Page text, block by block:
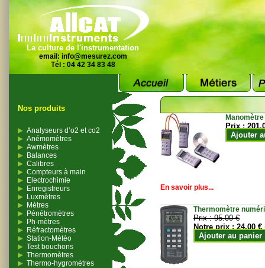
La culture de l'instrumentation
email: info@mesurez.com
Tél : 04 42 34 83 48
Nos produits
Analyseurs d’o2 et co2
Anémomètres
Awmètres
Balances
Calibres
Compteurs à main
Electrochimie
Enregistreurs
Luxmètres
Mètres
Pénétromètres
Ph-mètres
Réfractomètres
Station-Météo
Test bouchons
Thermomètres
Thermo-hygromètres
Prix :
Ajouter
En savoir plus...
Thermomètre
Prix :95.00 €
Notre prix :24.00 €
Ajouter au panier